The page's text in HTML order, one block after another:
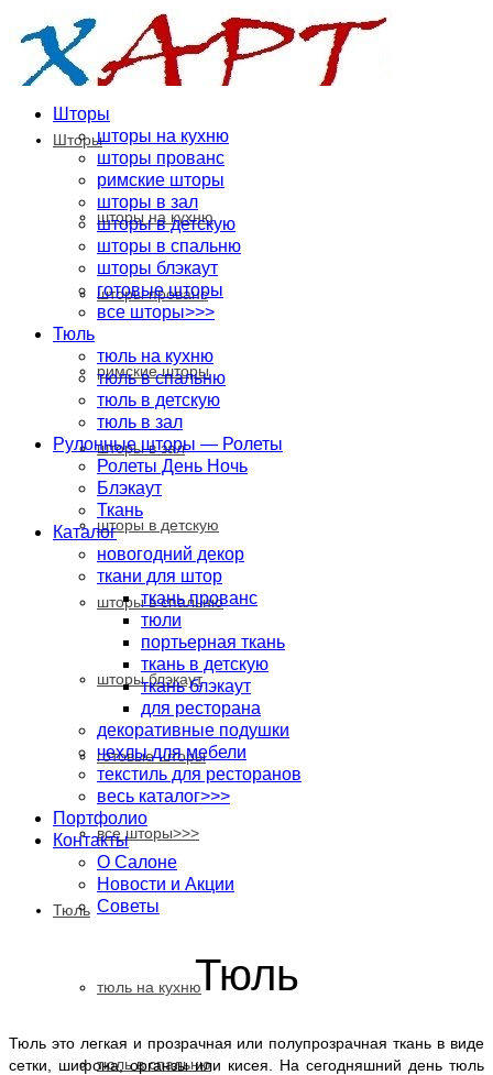
Шторы
шторы на кухню
шторы прованс
римские шторы
шторы в зал
шторы в детскую
шторы в спальню
шторы блэкаут
готовые шторы
все шторы>>>
Тюль
тюль на кухню
тюль в спальню
Шторы
шторы на кухню
шторы прованс
римские шторы
шторы в зал
шторы в детскую
шторы в спальню
шторы блэкаут
готовые шторы
все шторы>>>
Тюль
тюль на кухню
тюль в спальню
тюль в детскую
тюль в зал
Рулонные шторы — Ролеты
Ролеты День Ночь
Блэкаут
Ткань
Каталог
новогодний декор
ткани для штор
ткань прованс
тюли
портьерная ткань
ткань в детскую
ткань блэкаут
для ресторана
декоративные подушки
чехлы для мебели
текстиль для ресторанов
весь каталог>>>
Портфолио
Контакты
О Салоне
Новости и Акции
Cоветы
Тюль
Тюль это легкая и прозрачная или полупрозрачная ткань в виде
сетки, шифона, органзы или кисея. На сегодняшний день тюль